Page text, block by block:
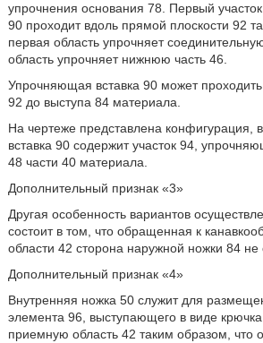
упрочнения основания 78. Первый
90 проходит вдоль прямой плоскости 92
первая область упрочняет
область упрочняет нижнюю часть 46.
Упрочняющая вставка 90 может проходить
92 до выступа 84 материала.
На чертеже представлена конфигурация,
вставка 90 содержит участок 94,
48 части 40 материала.
Дополнительный признак «3»
Другая особенность вариантов
состоит в том, что обращенная к
области 42 сторона наружной ножки 84 не
Дополнительный признак «4»
Внутренняя ножка 50 служит для
элемента 96, выступающего в виде
приемную область 42 таким образом, что